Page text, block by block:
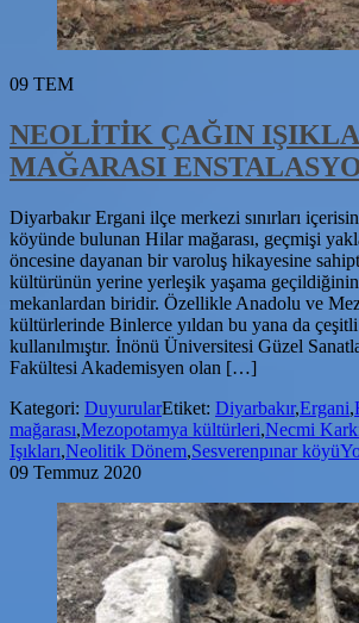
09 TEM
NEOLİTİK ÇAĞIN
MAĞARASI
Diyarbakır Ergani ilçe merkezi sınırları
köyünde bulunan Hilar mağarası, geçmişi
öncesine dayanan bir varoluş hikayesine
kültürünün yerine yerleşik yaşama
mekanlardan biridir. Özellikle Anadolu ve
kültürlerinde Binlerce yıldan bu yana da
kullanılmıştır. İnönü Üniversitesi Güzel
Fakültesi Akademisyen olan […]
Kategori: DuyurularEtiket: Diyarbakır,Ergani,
mağarası,Mezopotamya kültürleri,Necmi
Işıkları,Neolitik Dönem,Sesverenpınar köyü
09 Temmuz 2020